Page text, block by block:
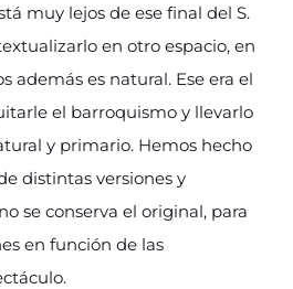
muy lejos de ese final del S.
en otro espacio, en
además es natural. Ese era el
el barroquismo y llevarlo
y primario. Hemos hecho
distintas versiones y
se conserva el original, para
en función de las